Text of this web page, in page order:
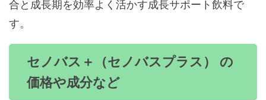
合と成長期を効率よく活かす成長サポート飲料で
す。
セノバス＋（セノバスプラス） の
価格や成分など